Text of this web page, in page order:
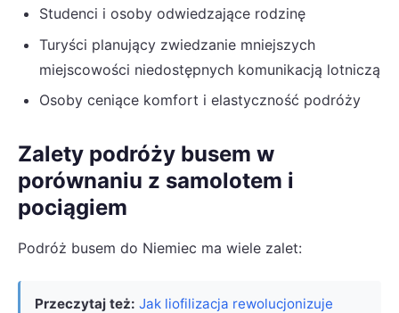
Studenci i osoby odwiedzające rodzinę
Turyści planujący zwiedzanie mniejszych
miejscowości niedostępnych komunikacją lotniczą
Osoby ceniące komfort i elastyczność podróży
Zalety podróży busem w
porównaniu z samolotem i
pociągiem
Podróż busem do Niemiec ma wiele zalet:
Przeczytaj też: Jak liofilizacja rewolucjonizuje